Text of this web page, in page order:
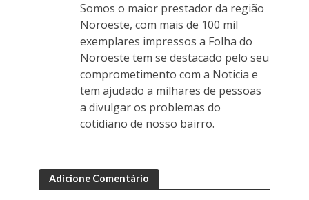
Somos o maior prestador da região
Noroeste, com mais de 100 mil
exemplares impressos a Folha do
Noroeste tem se destacado pelo seu
comprometimento com a Noticia e
tem ajudado a milhares de pessoas
a divulgar os problemas do
cotidiano de nosso bairro.
Adicione Comentário